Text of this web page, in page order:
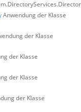
Anwendung der Klasse
der Klasse
der Klasse
der Klasse
der Klasse